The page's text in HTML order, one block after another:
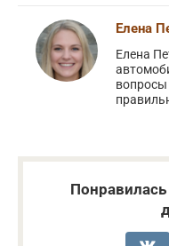
Елена
Елена
вопросы
Понравилась